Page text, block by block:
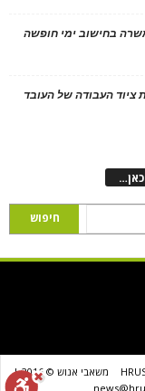
בחישוב ימי חופשה
העבודה של העובד
משאבי אנוש © 2016 |